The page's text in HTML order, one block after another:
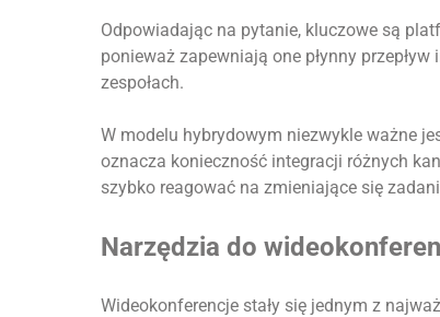
Odpowiadając na pytanie, kluczowe są
ponieważ zapewniają one płynny
zespołach.
W modelu hybrydowym niezwykle ważne
oznacza konieczność integracji różnych
szybko reagować na zmieniające się
Narzędzia do
Wideokonferencje stały się jednym z